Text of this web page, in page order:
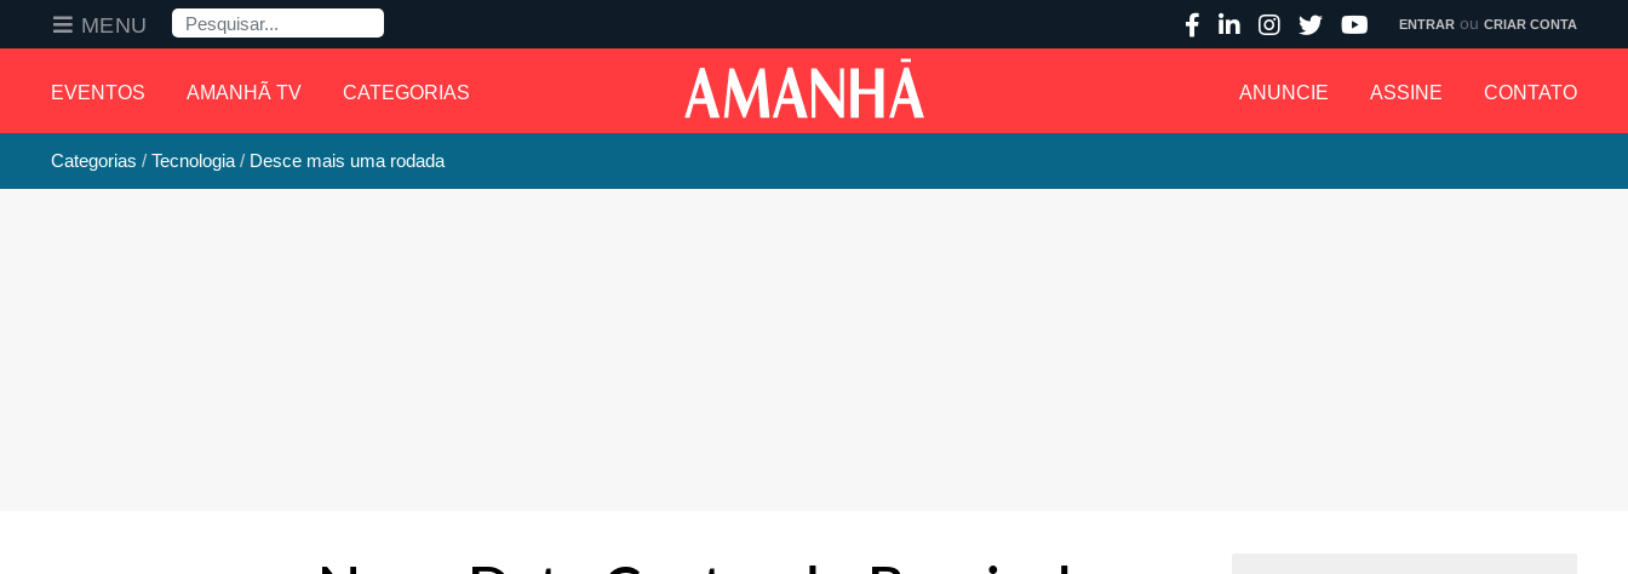
EVENTOS AMANHÃ TV CATEGORIAS ANUNCIE ASSINE CONTATO
MENU Pesquisa ENTRAR ou CRIAR CONTA
Categorias Tecnologia Desce mais uma rodada